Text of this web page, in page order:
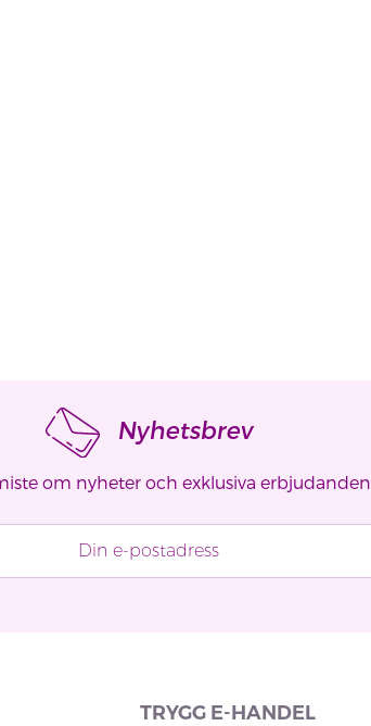
Nyhetsbrev
om nyheter och exklusiva erbjudanden
TRYGG E-HANDEL